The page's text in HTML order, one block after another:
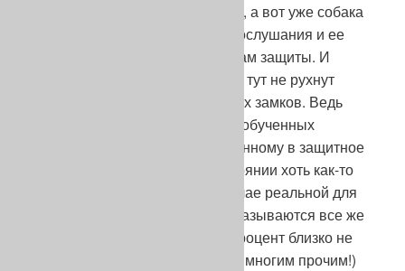
Рано ли, поздно, худо ли, бедно, а вот уже собака
обучена выполнять команды послушания и ее
начинают дрессировать приемам защиты. И
можно почесть за счастье, если тут не рухнут
последние бастионы воздушных замков. Ведь
девять из десяти этих овчарок, обученных
«работе» по фигуранту, облаченному в защитное
снаряжение, вообще не в состоянии хоть как-то
защитить своего хозяина в случае реальной для
него опасности. А из тех, что оказываются все же
способными на это, такой же процент близко не
стоит по своим защитным (да и многим прочим!)